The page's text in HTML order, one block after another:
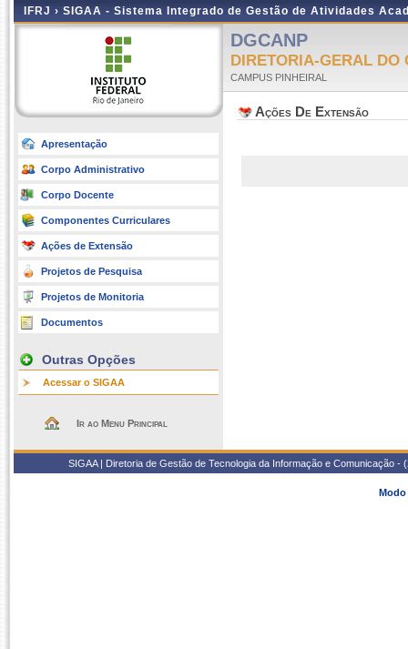
IFRJ › SIGAA - Sistema Integrado de Gestão de Atividades
Apresentação
Corpo Administrativo
Corpo Docente
Componentes Curriculares
Ações de Extensão
Projetos de Pesquisa
Projetos de Monitoria
Documentos
Outras Opções
Acessar o SIGAA
Ir ao Menu Principal
DGCANP
DIRETORIA-GERAL DO
CAMPUS PINHEIRAL
Ações De Extensão
SIGAA | Diretoria de Gestão de Tecnologia da Informação e
Modo